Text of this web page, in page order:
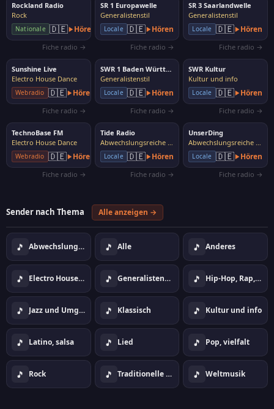
Rockland Radio
Rock
Nationale 🇩🇪 Hören
Fiche radio →
SR 1 Europawelle
Generalistenstil
Locale 🇩🇪 Hören
Fiche radio →
SR 3 Saarlandwelle
Generalistenstil
Locale 🇩🇪 Hören
Fiche radio →
Sunshine Live
Electro House Dance
Webradio 🇩🇪 Hören
Fiche radio →
SWR 1 Baden Württemberg
Generalistenstil
Locale 🇩🇪 Hören
Fiche radio →
SWR Kultur
Kultur und info
Locale 🇩🇪 Hören
Fiche radio →
TechnoBase FM
Electro House Dance
Webradio 🇩🇪 Hören
Fiche radio →
Tide Radio
Abwechslungsreiche Musik
Locale 🇩🇪 Hören
Fiche radio →
UnserDing
Abwechslungsreiche Musik
Locale 🇩🇪 Hören
Fiche radio →
Sender nach Thema Alle anzeigen →
🎵 Abwechslungsreiche Musik 🎵 Alle 🎵 Anderes
🎵 Electro House Dance 🎵 Generalistenstil 🎵 Hip-Hop, Rap, Urban
🎵 Jazz und Umgebung 🎵 Klassisch 🎵 Kultur und info
🎵 Latino, salsa 🎵 Lied 🎵 Pop, vielfalt
🎵 Rock 🎵 Traditionelle Musik, Volksmusik 🎵 Weltmusik